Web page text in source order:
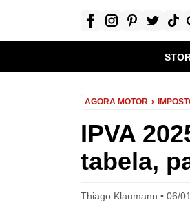
AGORA MOTOR
IPVA
tabela,
Thiago Klaumann 06/